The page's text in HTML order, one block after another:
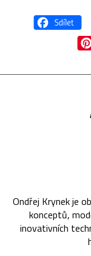
Ondřej Krynek je
konceptů,
inovativních